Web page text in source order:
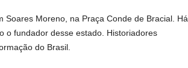
Moreno, na Praça Conde de Bracial. Há
o fundador desse estado. Historiadores
do Brasil.